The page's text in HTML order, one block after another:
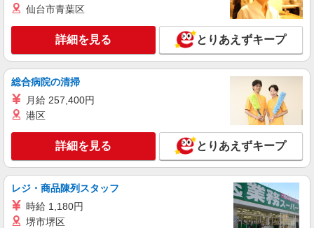
時給1500円 ◆交通費規定支給
千葉県千葉市中央区富士見
キープ 詳細を見る
派遣社員
株式会社日本パーソナルビジネス 首都圏支社（T11_187）
≪携帯販売｜家電量販店のauコーナー≫
時給1700円〜1800円 ◆交通費規定支給◆直雇
用へ切替後：月給286,200円＋交通費
千葉県千葉市中央区富士見
キープ 詳細を見る
仙台市青葉区
詳細を見る とりあえずキープ
総合病院の清掃
月給 257,400円
港区
詳細を見る とりあえずキープ
レジ・商品陳列スタッフ
時給 1,180円
堺市堺区